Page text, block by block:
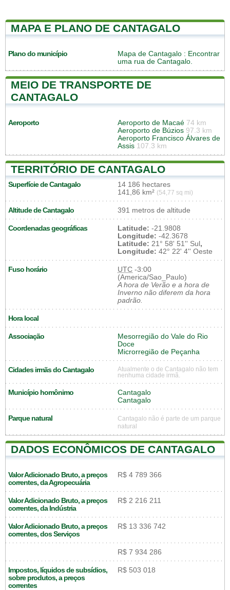
MAPA E PLANO DE CANTAGALO
Plano do município Mapa de Cantagalo : Encontrar
uma rua de Cantagalo.
MEIO DE TRANSPORTE DE
CANTAGALO
Aeroporto Aeroporto de Macaé 74 km
Aeroporto de Búzios 97.3 km
Aeroporto Francisco Álvares de
Assis 107.3 km
TERRITÓRIO DE CANTAGALO
Superfície de Cantagalo
14 186 hectares
141,86 km² (54,77 sq mi)
Altitude de Cantagalo 391 metros de altitude
Coordenadas geográficas Latitude: -21.9808
Longitude: -42.3678
Latitude: 21° 58' 51'' Sul,
Longitude: 42° 22' 4'' Oeste
Fuso horário UTC -3:00
(America/Sao_Paulo)
A hora de Verão e a hora de
Inverno não diferem da hora
padrão.
Hora local
Associação
Mesorregião do Vale do Rio
Doce
Microrregião de Peçanha
Cidades irmãs do Cantagalo
Atualmente o de Cantagalo não tem
nenhuma cidade irmã.
Município homônimo
Cantagalo
Cantagalo
Parque natural
Cantagalo não é parte de um parque
natural
DADOS ECONÔMICOS DE CANTAGALO
Valor Adicionado Bruto, a preços
correntes, da Agropecuária
R$ 4 789 366
Valor Adicionado Bruto, a preços
correntes, da Indústria
R$ 2 216 211
Valor Adicionado Bruto, a preços
correntes, dos Serviços
R$ 13 336 742
R$ 7 934 286
Impostos, líquidos de subsídios,
sobre produtos, a preços
correntes
R$ 503 018